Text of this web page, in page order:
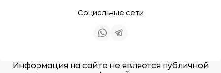
Социальные сети
Информация на сайте не является публичной